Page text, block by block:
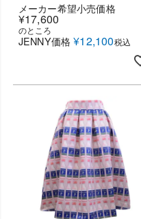
メーカー希望小売価格
¥17,600
のところ
JENNY価格 ¥12,100税込